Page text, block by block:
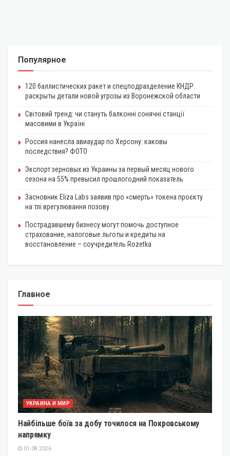
Популярное
120 баллистических ракет и спецподразделение КНДР:
раскрыты детали новой угрозы из Воронежской области
Світовий тренд: чи стануть балконні сонячні станції
масовими в Україні
Россия нанесла авиаудар по Херсону: каковы
последствия? ФОТО
Экспорт зерновых из Украины за первый месяц нового
сезона на 55% превысил прошлогодний показатель
Засновник Eliza Labs заявив про «смерть» токена проєкту
на тлі врегулювання позову
Пострадавшему бизнесу могут помочь доступное
страхование, налоговые льготы и кредиты на
восстановление – соучредитель Rozetka
Главное
УКРАИНА И МИР
Найбільше боїв за добу точилося на Покровському
напрямку
01.08.2026